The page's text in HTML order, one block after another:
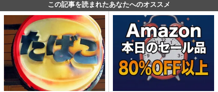
この記事を読まれたあなたへのオススメ